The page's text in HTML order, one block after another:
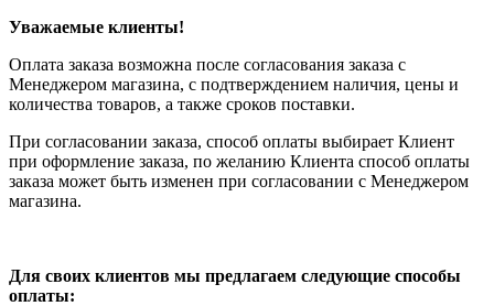
Уважаемые клиенты!
Оплата заказа возможна после согласования заказа с
Менеджером магазина, с подтверждением наличия, цены и
количества товаров, а также сроков поставки.
При согласовании заказа, способ оплаты выбирает Клиент
при оформление заказа, по желанию Клиента способ оплаты
заказа может быть изменен при согласовании с Менеджером
магазина.
Для своих клиентов мы предлагаем следующие способы
оплаты: